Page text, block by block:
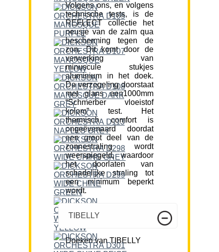
Volgens ons, en volgens
technische tests, is de
REFLECT collectie het
neusje van de zalm qua
bescherming tegen de
zon. Dit komt door de
verwerking van
minuscule stukjes
aluminium in het doek.
De verzegeling doorstaat
met glans een1000mm
“Schmerber vloeistof
kolom” test. Het
thermisch comfort is
ongeëvenaard doordat
een groot deel van de
zonnestraling wordt
weerspiegeld, waardoor
het doorlaten van
schadelijke straling tot
een minimum beperkt
wordt.
TIBELLY
Doeken van TIBELLY